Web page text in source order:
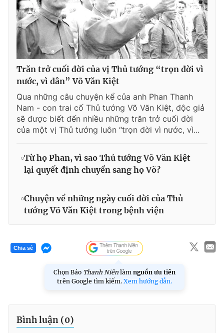
Trăn trở cuối đời của vị Thủ tướng “trọn đời vì
nước, vì dân” Võ Văn Kiệt
Qua những câu chuyện kể của anh Phan Thanh
Nam - con trai cố Thủ tướng Võ Văn Kiệt, độc giả
sẽ được biết đến nhiều những trăn trở cuối đời
của một vị Thủ tướng luôn “trọn đời vì nước, vì...
Từ họ Phan, vì sao Thủ tướng Võ Văn Kiệt
lại quyết định chuyển sang họ Võ?
Chuyện về những ngày cuối đời của Thủ
tướng Võ Văn Kiệt trong bệnh viện
Chia sẻ
Chọn Báo Thanh Niên làm nguồn ưu tiên
trên Google tìm kiếm. Xem hướng dẫn.
Bình luận (0)